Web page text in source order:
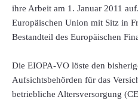
ihre Arbeit am 1. Januar 2011
Europäischen Union mit Sitz in
Bestandteil des Europäischen
Die EIOPA-VO löste den
Aufsichtsbehörden für das
betriebliche Altersversorgung